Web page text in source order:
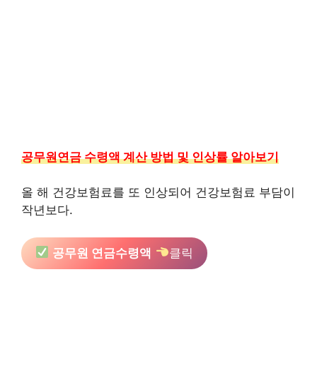
공무원연금 수령액 계산 방법 및 인상률 알아보기
올 해 건강보험료를 또 인상되어 건강보험료 부담이
작년보다.
공무원 연금수령액 클릭